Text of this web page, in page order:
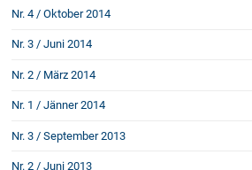
Nr. 4 / Oktober 2014
Nr. 3 / Juni 2014
Nr. 2 / März 2014
Nr. 1 / Jänner 2014
Nr. 3 / September 2013
Nr. 2 / Juni 2013